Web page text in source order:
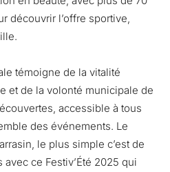
découvrir l’offre sportive,
témoigne de la vitalité
et de la volonté municipale de
accessible à tous
des événements. Le
le plus simple c’est de
ce Festiv’Été 2025 qui